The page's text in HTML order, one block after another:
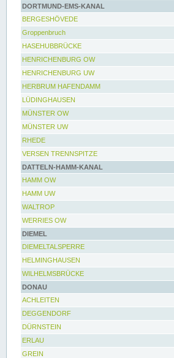
DORTMUND-EMS-KANAL
BERGESHÖVEDE
Groppenbruch
HASEHUBBRÜCKE
HENRICHENBURG OW
HENRICHENBURG UW
HERBRUM HAFENDAMM
LÜDINGHAUSEN
MÜNSTER OW
MÜNSTER UW
RHEDE
VERSEN TRENNSPITZE
DATTELN-HAMM-KANAL
HAMM OW
HAMM UW
WALTROP
WERRIES OW
DIEMEL
DIEMELTALSPERRE
HELMINGHAUSEN
WILHELMSBRÜCKE
DONAU
ACHLEITEN
DEGGENDORF
DÜRNSTEIN
ERLAU
GREIN